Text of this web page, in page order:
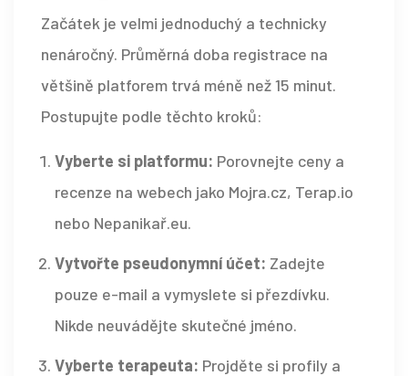
Začátek je velmi jednoduchý a technicky
nenáročný. Průměrná doba registrace na
většině platforem trvá méně než 15 minut.
Postupujte podle těchto kroků:
Vyberte si platformu: Porovnejte ceny a
recenze na webech jako Mojra.cz, Terap.io
nebo Nepanikař.eu.
Vytvořte pseudonymní účet: Zadejte
pouze e-mail a vymyslete si přezdívku.
Nikde neuvádějte skutečné jméno.
Vyberte terapeuta: Projděte si profily a